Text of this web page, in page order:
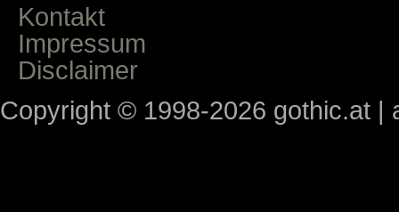
Kontakt
Impressum
Disclaimer
Copyright © 1998-2026 gothic.at |